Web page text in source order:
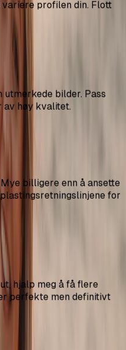
billigere enn å ansette
for
hjalp meg å få flere
perfekte men definitivt
resultatene er solide. De
med mine ekte bilder.
selfier. Får mye mer
jeg oppdaterte profilen